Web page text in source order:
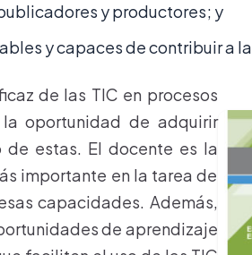
y productores; y
y capaces de contribuir a
de las TIC en procesos
oportunidad de adquirir
estas. El docente es la
importante en la tarea de
capacidades. Además,
de aprendizaje